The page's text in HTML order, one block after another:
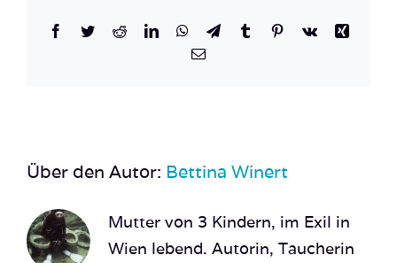
Facebook
TwitterRedditLinkedInWhatsApp
TelegramTumblrPinterest
Vk
Xing
E-
Über den Autor: Bettina Winert
Mutter von 3 Kindern, im Exil in
Wien lebend. Autorin, Taucherin